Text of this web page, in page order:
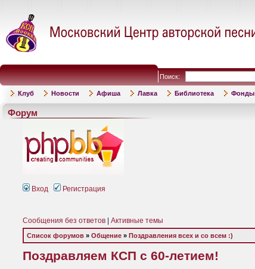
Поиск:
Клуб Новости Афиша Лавка Библиотека Фонды
Форум
Вход Регистрация
Сообщения без ответов Активные темы
Список форумов » Общение » Поздравления всех и со всем :)
Поздравляем КСП с 60-летием!